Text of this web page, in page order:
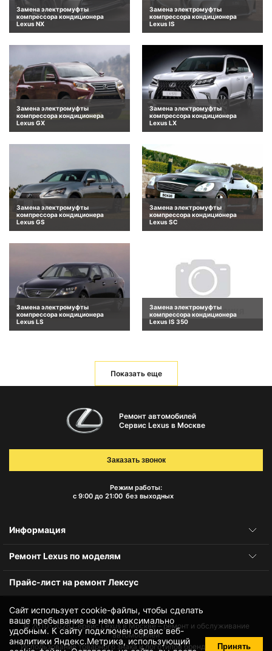
Замена электромуфты
компрессора кондиционера
Lexus NX
Замена электромуфты
компрессора кондиционера
Lexus IS
Замена электромуфты
компрессора кондиционера
Lexus GX
Замена электромуфты
компрессора кондиционера
Lexus LX
Замена электромуфты
компрессора кондиционера
Lexus GS
Замена электромуфты
компрессора кондиционера
Lexus SC
Замена электромуфты
компрессора кондиционера
Lexus LS
Замена электромуфты
компрессора кондиционера
Lexus IS 350
Показать еще
Сайт использует cookie-файлы, чтобы сделать
ваше пребывание на нем максимально
удобным. К cайту подключен сервис веб-
аналитики Яндекс.Метрика, использующий
Принять
Ремонт автомобилей
Сервис Lexus в Москве
Режим работы:
с 9:00 до 21:00 без выходных
Заказать звонок
Информация
Ремонт Lexus по моделям
Прайс-лист на ремонт Лексус
© 2010-2026Сервис Lexus в Москве – ремонт и обслуживание
автомобилей
Использование товарного знака и логотипов бренда происходит